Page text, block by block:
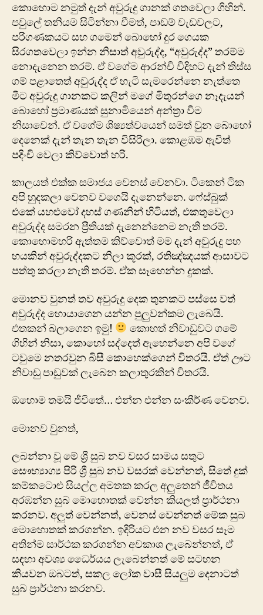
කො‍හොම නමුත් දැන් අවුරුදු ගානක් ගතවෙලා ගිහින්.
පවුලේ තනියම සිටින්නා වීමත්, පාඩම් වැඩවලට,
පරිගණකයට සහ ගමෙන් බොහෝ දුර ගෙයක
සිරගතවෙලා ඉන්න නිසාත් අවුරුද්ද, “අවුරුද්ද” තරම්ම
නොදැනෙන තරම්. ඒ වගේම ආරන්චි විදිහට දැන් තිස්ස
ගම් පළාතෙත් අවුරුද්ද ඒ හැටි සැමරෙන්නෙ නැත්තෙ
මීට අවුරුදු ගානකට කලින් මගේ මිතු‍රන්ගෙ නෑදැයන්
බොහෝ ප්‍රමාණයක් සුනාමියෙන් අන්ත්‍රා වීම
නිසාවෙන්. ඒ වගේම ශිෂ්‍යත්වයෙන් සමත් වුන බොහෝ
දෙනෙක් දැන් තැන තැන විසිරිලා. කොළඹම ඇවිත්
පදිංචි වෙලා කිව්වොත් හරි.
කාලයත් එක්ක සමාජය වෙනස් වෙනවා. ටිකෙන් ටික
අපි හුදකලා වෙනව වගෙයි දැනෙන්නෙ. ෆේස්බුක්
එකේ යහ‍ළුවෝ දහස් ගණනින් හිටියත්, එකතුවෙලා
අවුරුද්ද සමරන ප්‍රීතියක් දැනෙන්නෙම නැති තරම්.
කොහොමහරි ඇත්තම කිව්වොත් මම දැන් අවුරුදු පහ
හයකින් අවුරුද්දකට නිලා කූරක්, රතිඤ්ඤයක් ආසාවට
පත්තු කරලා නැති තරම්. ඒක සෑහෙන්න දුකක්.
මොනව වුනත් තව අවුරුදු දෙක තුනකට පස්සෙ වත්
අවුරුද්ද හොයාගෙන යන්න පුලුවන්කම ලැබෙයි.
එතකන් බලාගෙන ඉමු!
කොහත් නිවාඩුවට ගමේ
ගිහින් නිසා, කොහෝ සද්දෙත් ඇහෙන්නෙ අපි වගේ
ටවුමෙ නතරවුන බිසී කොහෙක්ගෙන් විතරයි. ඒත් ඌට
නිවාඩු පාඩුවක් ලැබෙන කලාතුරකින් විතරයි.
ඔහොම තමයි ජීවිතේ… එන්න එන්න සංකීර්ණ වෙනව.
මොනව වුනත්,
ලබන්නා වූ මේ ශ්‍රී සුබ නව වසර සාමය සතුට
සෞභ්‍යාග්‍ය පිරි ශ්‍රී සුබ නව වසරක් වෙන්නත්, සිතේ දුක්
කම්කටොළු සියල්ල අමතක කරල අලුතෙන් ජීවිතය
අරඹන්න සුබ මොහොතක් වෙන්න කියලත් ප්‍රාර්ථනා
කරනව. අලුත් වෙන්නත්, වෙනස් වෙන්නත් මේක සුබ
‍මොහොතක් කරගන්න. ඉදිරියට එන නව වසර සෑම
අතින්ම සාර්ථක කරගන්න අවකාශ ලැබෙන්නත්, ඒ
සඳහා අවශ්‍ය ධෛර්යය ලැබෙන්නත් මේ සටහන
කියවන ඔබටත්, සකල ලෝක වාසී සියලුම දෙනාටත්
සුබ ප්‍රාර්ථනා කරනව.